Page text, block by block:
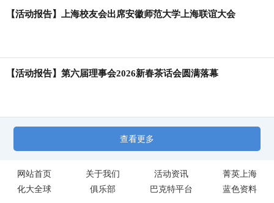
【活动报告】上海校友会出席安徽师范大学上海联谊大会
【活动报告】第六届理事会2026新春茶话会圆满落幕
查看更多
网站首页 关于我们 活动资讯
菁英上海
化大全球
俱乐部 巴克特平台 蓝色资料